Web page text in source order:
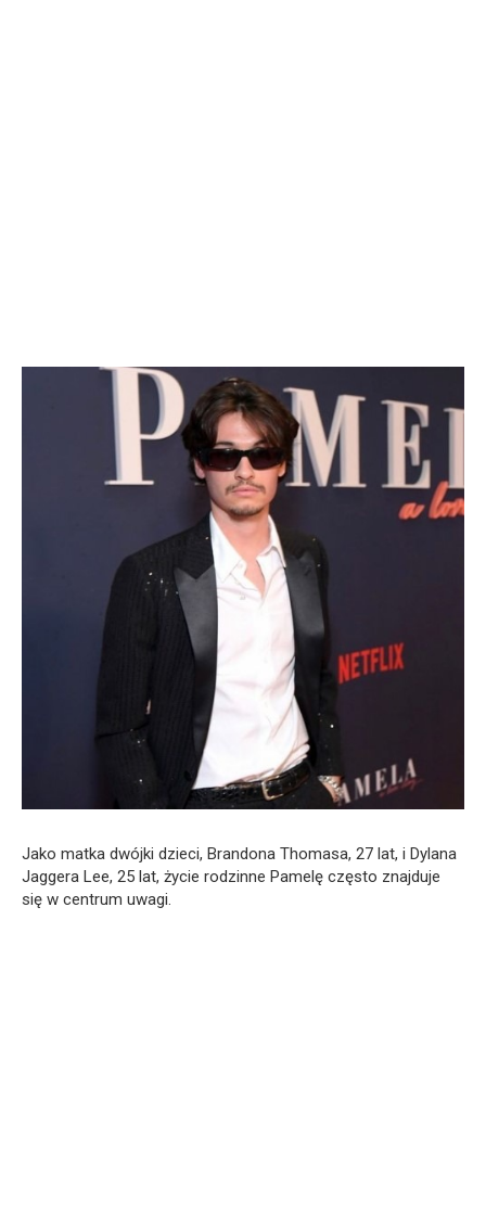
Jako matka dwójki dzieci, Brandona Thomasa, 27 lat, i Dylana
Jaggera Lee, 25 lat, życie rodzinne Pamelę często znajduje
się w centrum uwagi.